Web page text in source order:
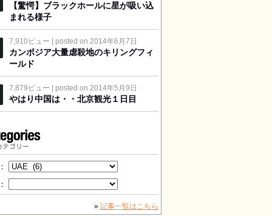
【驚愕】ブラックホールに星が吸い込
まれる様子
7,910ビュー posted on 2014年6月7日
カンボジア大量虐殺地のキリングフィ
ールド
7,879ビュー posted on 2014年5月9日
やはり中国は・・北京観光１日目
テゴリー
» 記事一覧はこちら